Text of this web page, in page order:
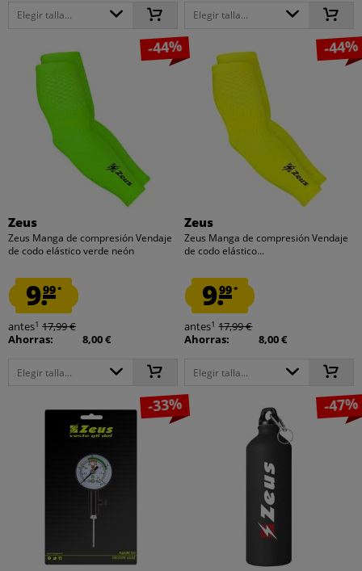
Elegir talla... Elegir talla...
-44%
Zeus
Zeus Manga de compresión Vendaje
de codo elástico verde neón
9.99*
antes1 17,99 €
Ahorras:
8,00 €
Elegir talla...
-44%
Zeus
Zeus Manga de compresión Vendaje
de codo elástico...
9.99*
antes1 17,99 €
Ahorras:
8,00 €
Elegir talla...
-33% -47%